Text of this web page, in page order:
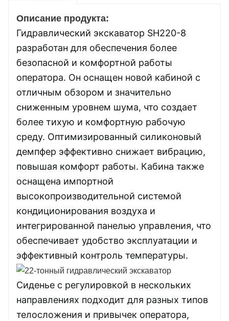
Описание продукта:
Гидравлический экскаватор SH220-8
разработан для обеспечения более
безопасной и комфортной работы
оператора. Он оснащен новой кабиной с
отличным обзором и значительно
сниженным уровнем шума, что создает
более тихую и комфортную рабочую
среду. Оптимизированный силиконовый
демпфер эффективно снижает вибрацию,
повышая комфорт работы. Кабина также
оснащена импортной
высокопроизводительной системой
кондиционирования воздуха и
интегрированной панелью управления, что
обеспечивает удобство эксплуатации и
эффективный контроль температуры.
Сиденье с регулировкой в ​​нескольких
направлениях подходит для разных типов
телосложения и привычек оператора,